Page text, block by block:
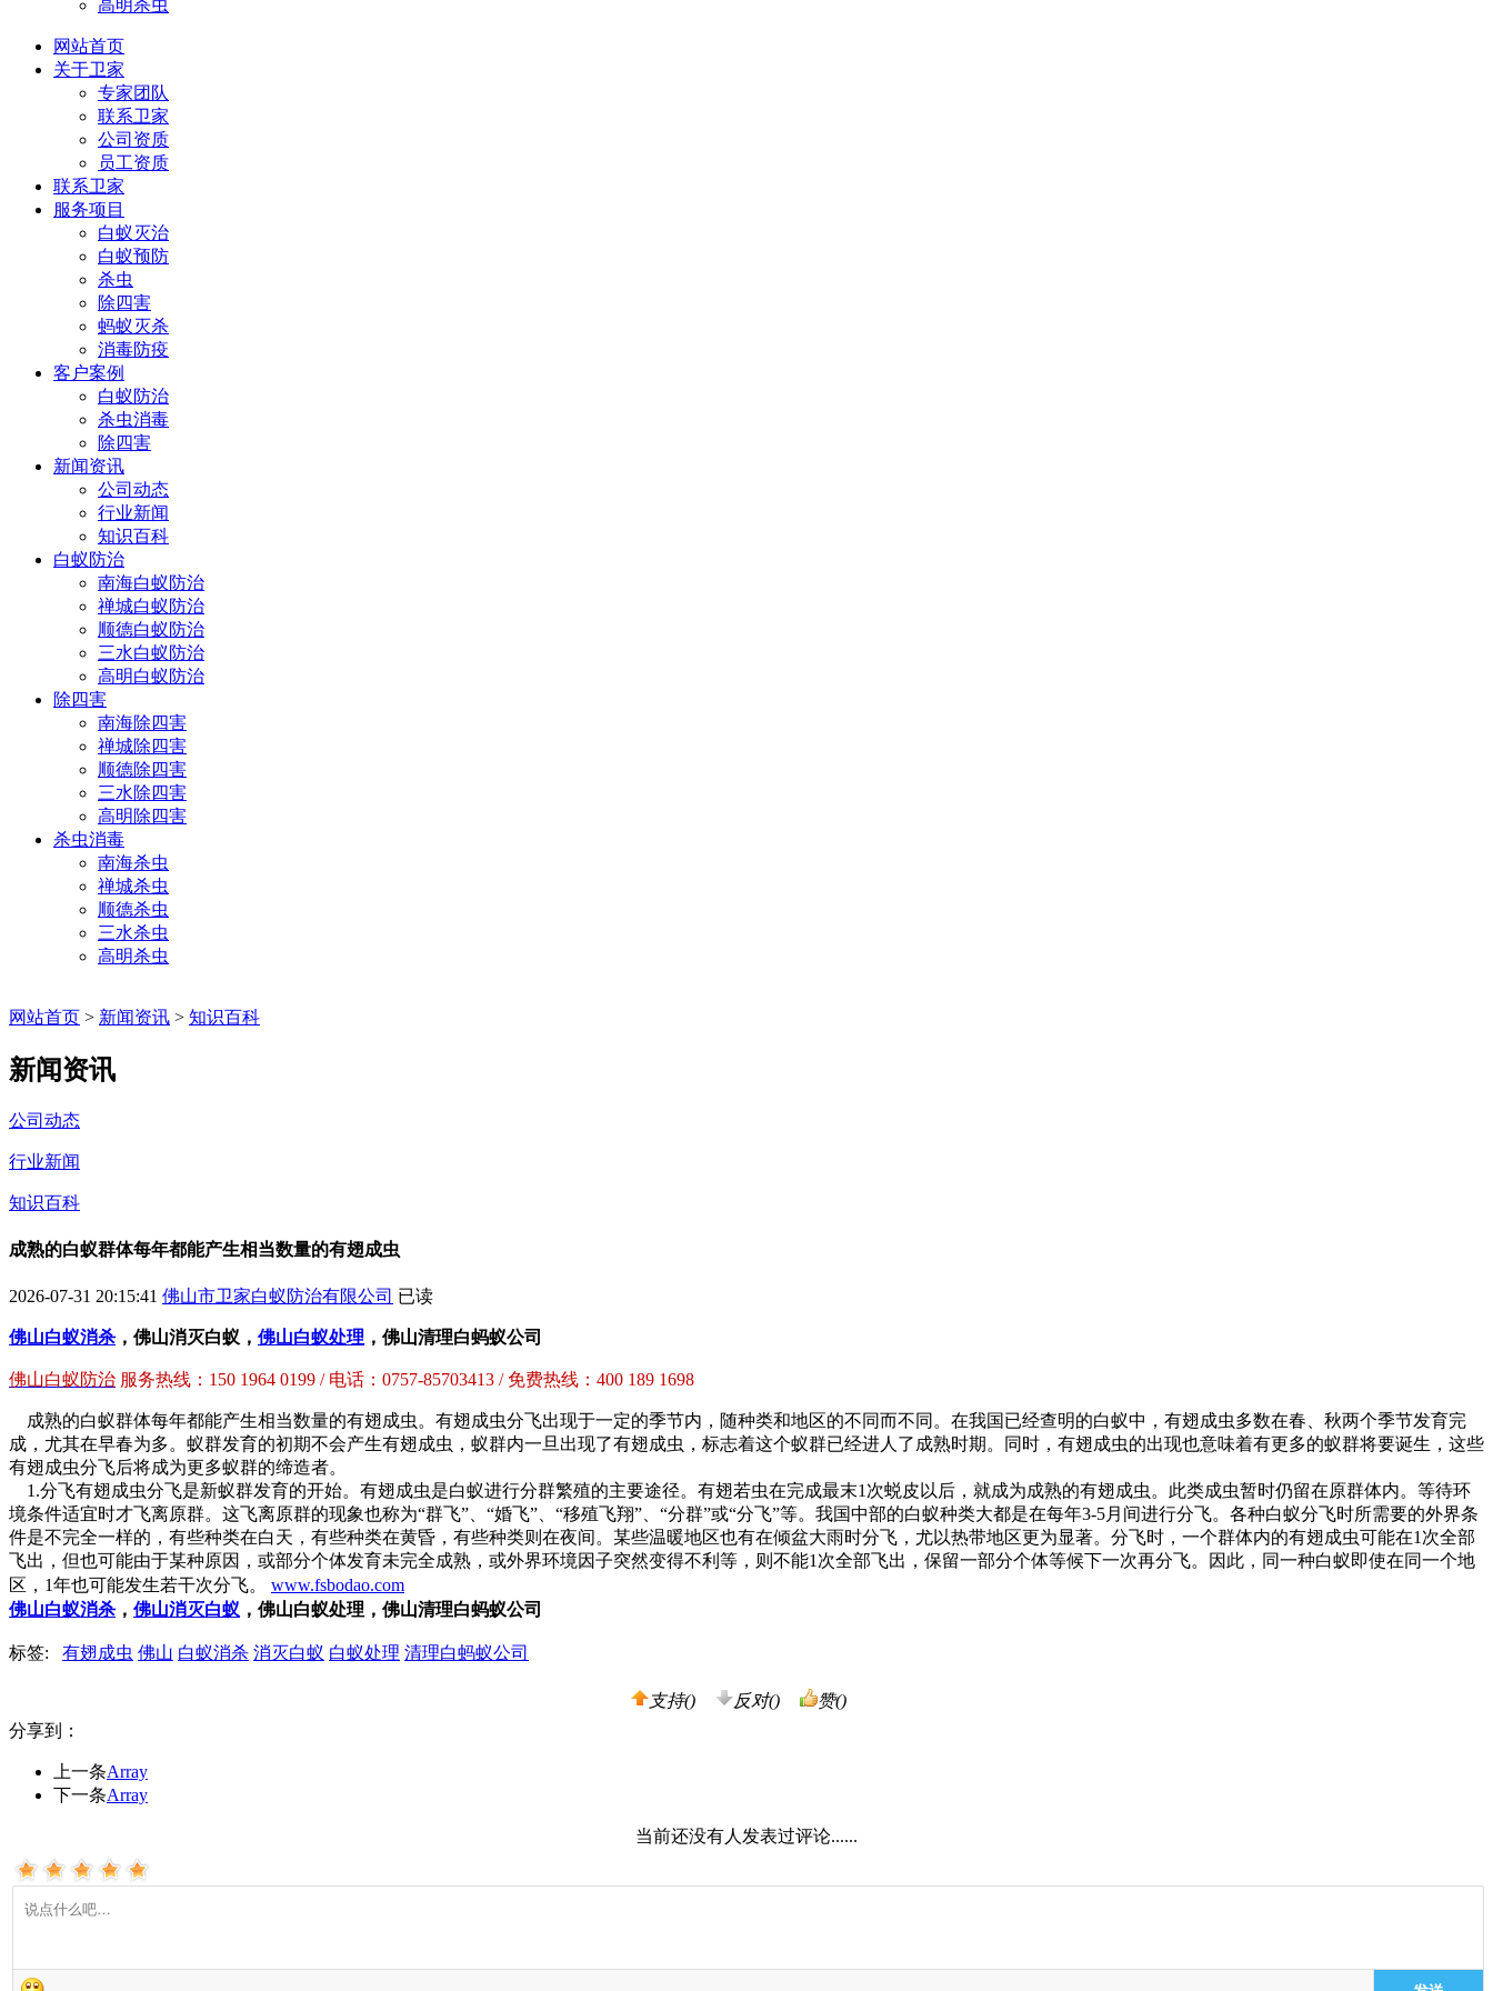
高明杀虫
网站首页
关于卫家
专家团队
联系卫家
公司资质
员工资质
联系卫家
服务项目
白蚁灭治
白蚁预防
杀虫
除四害
蚂蚁灭杀
消毒防疫
客户案例
白蚁防治
杀虫消毒
除四害
新闻资讯
公司动态
行业新闻
知识百科
白蚁防治
南海白蚁防治
禅城白蚁防治
顺德白蚁防治
三水白蚁防治
高明白蚁防治
除四害
南海除四害
禅城除四害
顺德除四害
三水除四害
高明除四害
杀虫消毒
南海杀虫
禅城杀虫
顺德杀虫
三水杀虫
高明杀虫
网站首页 > 新闻资讯 > 知识百科
新闻资讯
公司动态
行业新闻
知识百科
成熟的白蚁群体每年都能产生相当数量的有翅成虫
2026-07-31 20:15:41 佛山市卫家白蚁防治有限公司 已读
佛山白蚁消杀 ，佛山消灭白蚁， 佛山白蚁处理 ，佛山清理白蚂蚁公司
佛山白蚁防治 服务热线：150 1964 0199 / 电话：0757-85703413 / 免费热线：400 189 1698
成熟的白蚁群体每年都能产生相当数量的有翅成虫。有翅成虫分飞出现于一定的季节内，随种类和地区的不同而不同。在我国已经查明的白蚁中，有翅成虫多数在春、秋两个季节发育完
成，尤其在早春为多。蚁群发育的初期不会产生有翅成虫，蚁群内一旦出现了有翅成虫，标志着这个蚁群已经进人了成熟时期。同时，有翅成虫的出现也意味着有更多的蚁群将要诞生，这些
有翅成虫分飞后将成为更多蚁群的缔造者。
1.分飞有翅成虫分飞是新蚁群发育的开始。有翅成虫是白蚁进行分群繁殖的主要途径。有翅若虫在完成最末1次蜕皮以后，就成为成熟的有翅成虫。此类成虫暂时仍留在原群体内。等待环
境条件适宜时才飞离原群。这飞离原群的现象也称为“群飞”、“婚飞”、“移殖飞翔”、“分群”或“分飞”等。我国中部的白蚁种类大都是在每年3-5月间进行分飞。各种白蚁分飞时所需要的外界条
件是不完全一样的，有些种类在白天，有些种类在黄昏，有些种类则在夜间。某些温暖地区也有在倾盆大雨时分飞，尤以热带地区更为显著。分飞时，一个群体内的有翅成虫可能在1次全部
飞出，但也可能由于某种原因，或部分个体发育未完全成熟，或外界环境因子突然变得不利等，则不能1次全部飞出，保留一部分个体等候下一次再分飞。因此，同一种白蚁即使在同一个地
区，1年也可能发生若干次分飞。
www.fsbodao.com
佛山白蚁消杀 ， 佛山消灭白蚁 ，佛山白蚁处理，佛山清理白蚂蚁公司
标签: 有翅成虫 佛山 白蚁消杀 消灭白蚁 白蚁处理 清理白蚂蚁公司
支持() 反对() 赞()
分享到：
上一条Array
下一条Array
当前还没有人发表过评论......